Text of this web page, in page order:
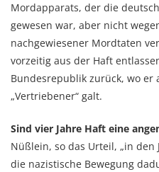
Mordapparats, der die
gewesen war, aber nicht
nachgewiesener Mordtaten
vorzeitig aus der Haft
Bundesrepublik zurück, wo er
„Vertriebener“ galt.
Sind vier Jahre Haft eine
Nüßlein, so das Urteil, „in den
die nazistische Bewegung